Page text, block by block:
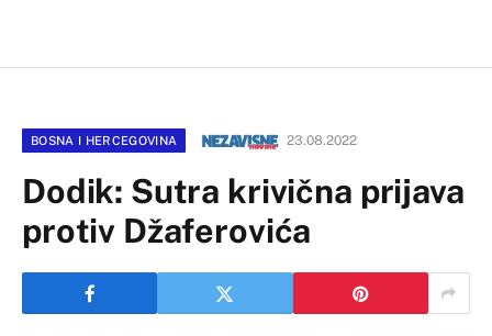
BOSNA I HERCEGOVINA 23.08.2022
Dodik: Sutra krivična prijava
protiv Džaferovića